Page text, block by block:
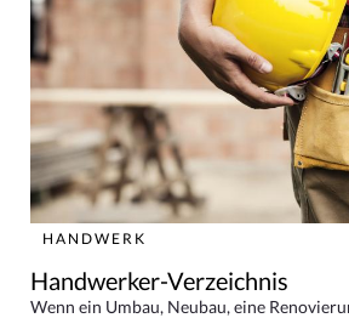
HANDWERK
Handwerker-Verzeichnis
Wenn ein Umbau, Neubau, eine